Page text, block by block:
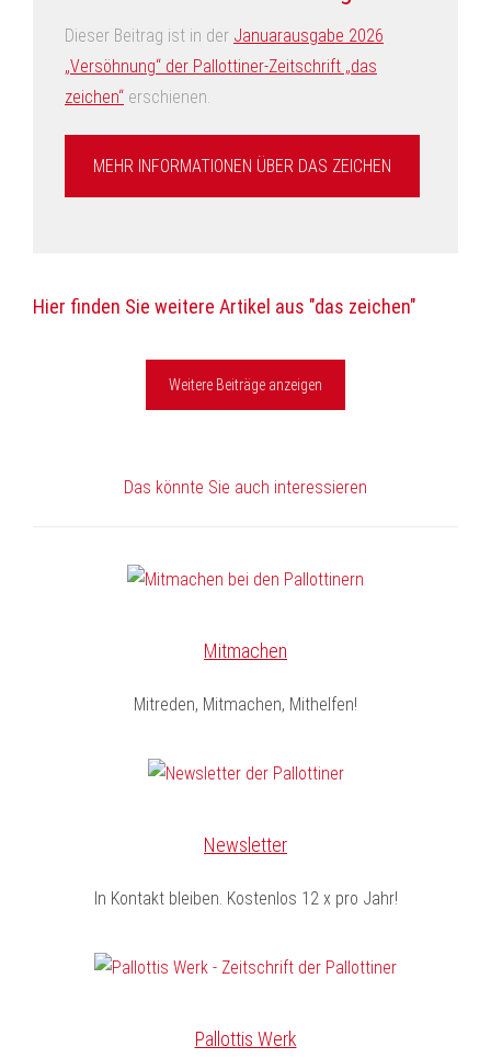
Dieser Beitrag ist in der Januarausgabe 2026
„Versöhnung“ der Pallottiner-Zeitschrift „das
zeichen“ erschienen.
MEHR INFORMATIONEN ÜBER DAS ZEICHEN
Hier finden Sie weitere Artikel aus "das zeichen"
Weitere Beiträge anzeigen
Das könnte Sie auch interessieren
Mitmachen
Mitreden, Mitmachen, Mithelfen!
Newsletter
In Kontakt bleiben. Kostenlos 12 x pro Jahr!
Pallottis Werk